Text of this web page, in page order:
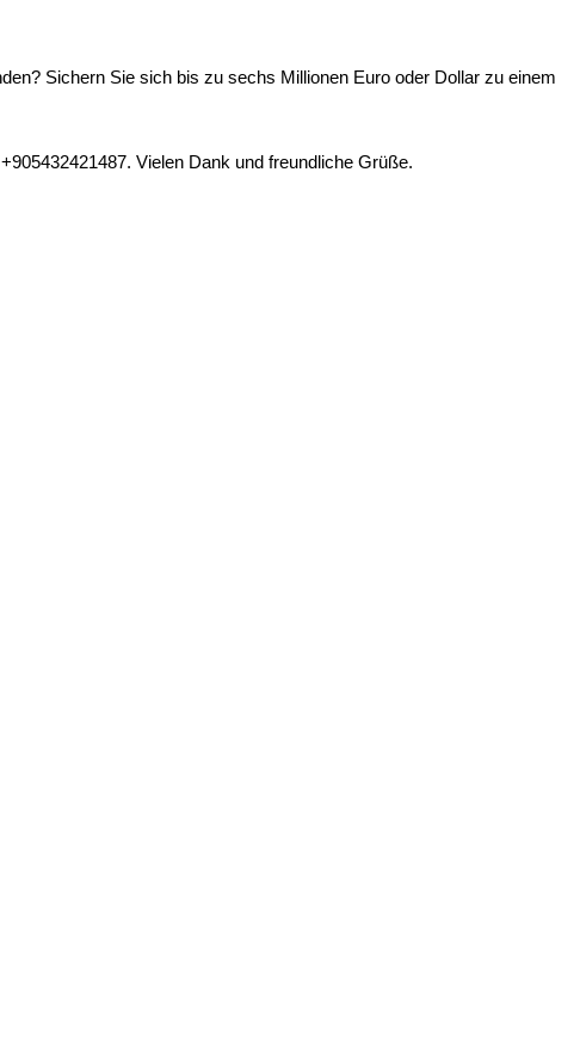
Sichern Sie sich bis zu sechs Millionen Euro oder Dollar zu einem
Vielen Dank und freundliche Grüße.